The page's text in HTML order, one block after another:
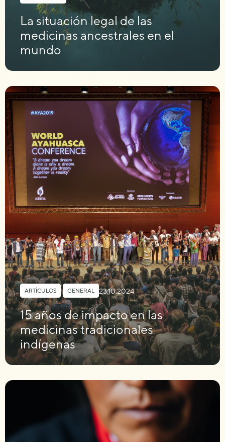
La situación legal de las
medicinas ancestrales en el
mundo
ARTÍCULOS , GENERAL 23.10.2024
15 años de impacto en las
medicinas tradicionales
indígenas